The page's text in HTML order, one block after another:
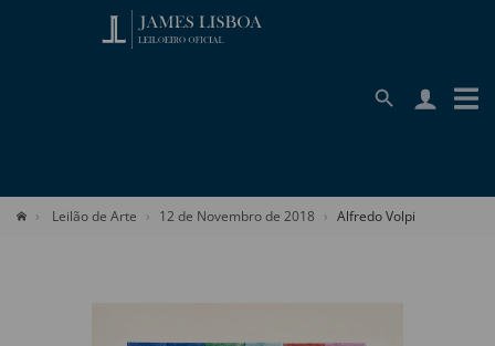
Leilão de Arte 12 de Novembro de 2018 Alfredo Volpi